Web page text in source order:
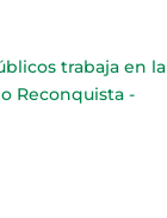
trabaja en la
Reconquista -